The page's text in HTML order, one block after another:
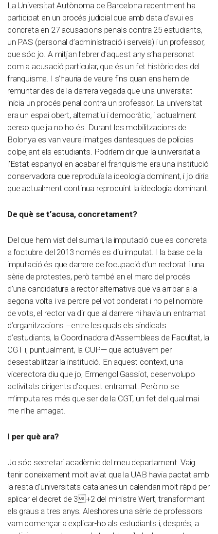
La Universitat Autònoma de Barcelona recentment ha
participat en un procés judicial que amb data d’avui es
concreta en 27 acusacions penals contra 25 estudiants,
un PAS (personal d’administració i serveis) i un professor,
que sóc jo. A mitjan febrer d’aquest any s’ha personat
com a acusació particular, que és un fet històric des del
franquisme. I s’hauria de veure fins quan ens hem de
remuntar des de la darrera vegada que una universitat
inicia un procés penal contra un professor. La universitat
era un espai obert, alternatiu i democràtic, i actualment
penso que ja no ho és. Durant les mobilitzacions de
Bolonya es van veure imatges dantesques de policies
colpejant els estudiants. Podríem dir que la universitat a
l’Estat espanyol en acabar el franquisme era una institució
conservadora que reproduïa la ideologia dominant, i jo diria
que actualment continua reproduint la ideologia dominant.
De què se t’acusa, concretament?
Del que hem vist del sumari, la imputació que es concreta
a l’octubre del 2013 només es diu imputat. I la base de la
imputació és que darrere de l’ocupació d’un rectorat i una
sèrie de protestes, però també en el marc del procés
d’una candidatura a rector alternativa que va arribar a la
segona volta i va perdre pel vot ponderat i no pel nombre
de vots, el rector va dir que al darrere hi havia un entramat
d’organitzacions –entre les quals els sindicats
d’estudiants, la Coordinadora d’Assemblees de Facultat, la
CGT i, puntualment, la CUP— que actuàvem per
desestabilitzar la institució. En aquest context, una
vicerectora diu que jo, Ermengol Gassiot, desenvolupo
activitats dirigents d’aquest entramat. Però no se
m’imputa res més que ser de la CGT, un fet del qual mai
me n’he amagat.
I per què ara?
Jo sóc secretari acadèmic del meu departament. Vaig
tenir coneixement molt aviat que la UAB havia pactat amb
la resta d’universitats catalanes un calendari molt ràpid per
aplicar el decret de 3+2 del ministre Wert, transformant
els graus a tres anys. Aleshores una sèrie de professors
vam començar a explicar-ho als estudiants i, després, a